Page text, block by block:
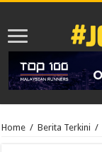
Home / Berita Terkini /